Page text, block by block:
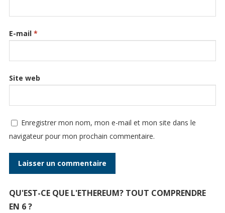
E-mail *
Site web
Enregistrer mon nom, mon e-mail et mon site dans le
navigateur pour mon prochain commentaire.
QU'EST-CE QUE L'ETHEREUM? TOUT COMPRENDRE
EN 6 ?